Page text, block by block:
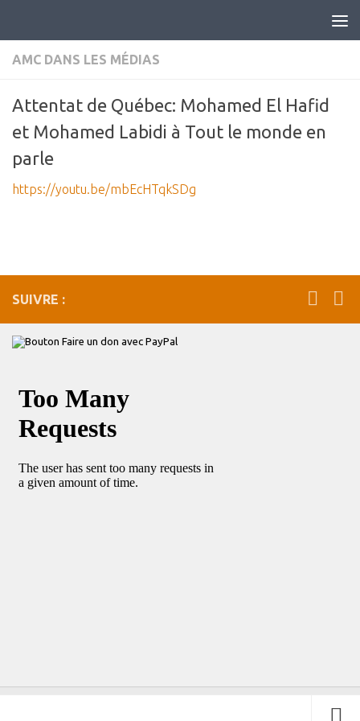
AMC DANS LES MÉDIAS
Attentat de Québec: Mohamed El Hafid
et Mohamed Labidi à Tout le monde en
parle
https://youtu.be/mbEcHTqkSDg
SUIVRE :